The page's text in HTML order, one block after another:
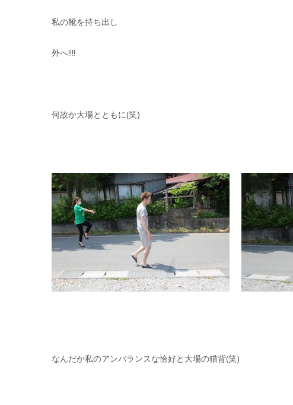
私の靴を持ち出し
外へ!!!!
何故か大場とともに(笑)
なんだか私のアンバランスな恰好と大場の猫背(笑)